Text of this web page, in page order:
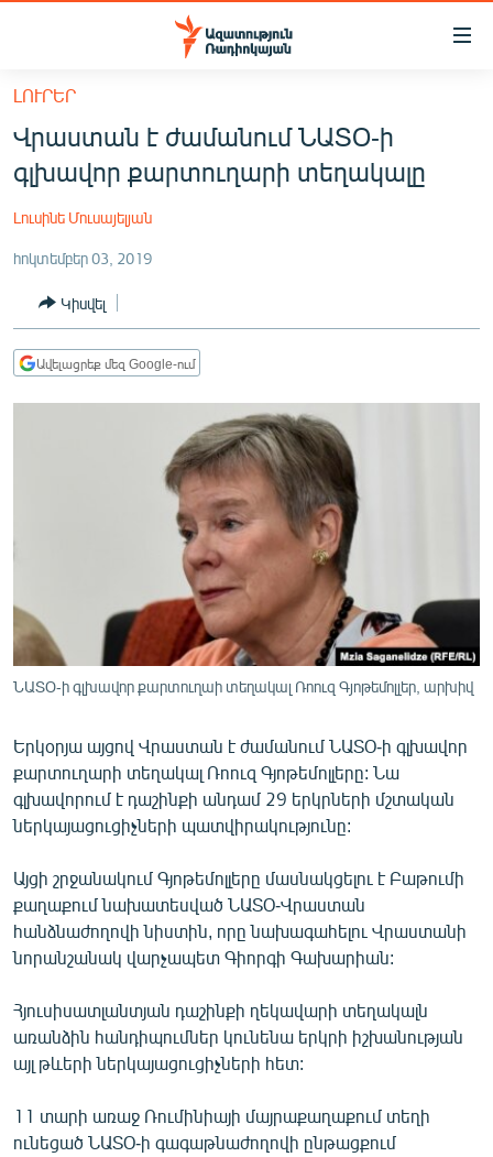
Մատչելիության
հիմնական
բովանդակությանը
Անցնել
հիմնական
մենյուին
ՀԱՅԱՍՏԱՆ
ՔԱՂԱՔԱԿԱՆ
ԸՆՏՐՈՒԹՅՈՒՆՆԵՐ 2026
ԻՐԱՎՈՒՆՔ
ՀԱՍԱՐԱԿՈՒԹՅՈՒՆ
ՏՆՏԵՍՈՒԹՅՈՒՆ
ՊԱՏԵՐԱԶՄԻ 6 ՇԱԲԱԹՆԵՐԸ
ՄԵԿՆԱԲԱՆՈՒԹՅՈՒՆ
ՏՏ ԵՒ ԻՆՏԵՐՆԵՏ
ԱՐԽԻՎ
ՏԵՍԱՆՅՈՒԹԵՐ
ԲԱՆԱՎԵՃ
ՁԳՏԵԼՈՎ ԼԱՎԱԳՈՒՅՆԻՆ
ՓՈԴՔԱՍԹ
Հայերեն
English
Русский
ԼՈՒՐԵՐ
Վրաստան է ժամանում ՆԱՏՕ-ի
գլխավոր քարտուղարի տեղակալը
Լուսինե Մուսայելյան
հոկտեմբեր 03, 2019
Կիսվել
Ավելացրեք մեզ Google-ում
ՆԱՏՕ-ի գլխավոր քարտուղաի տեղակալ Ռոուզ Գյոթեմոլլեր, արխիվ
Երկօրյա այցով Վրաստան է ժամանում ՆԱՏՕ-ի գլխավոր
քարտուղարի տեղակալ Ռոուզ Գյոթեմոլլերը: Նա
գլխավորում է դաշինքի անդամ 29 երկրների մշտական
ներկայացուցիչների պատվիրակությունը:
Այցի շրջանակում Գյոթեմոլլերը մասնակցելու է Բաթումի
քաղաքում նախատեսված ՆԱՏՕ-Վրաստան
հանձնաժողովի նիստին, որը նախագահելու Վրաստանի
նորանշանակ վարչապետ Գիորգի Գախարիան:
Հյուսիսատլանտյան դաշինքի ղեկավարի տեղակալն
առանձին հանդիպումներ կունենա երկրի իշխանության
այլ թևերի ներկայացուցիչների հետ:
11 տարի առաջ Ռումինիայի մայրաքաղաքում տեղի
ունեցած ՆԱՏՕ-ի գագաթնաժողովի ընթացքում